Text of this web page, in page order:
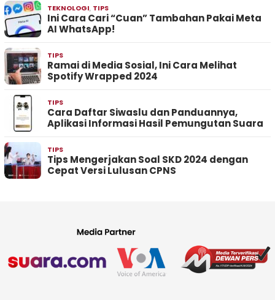
TEKNOLOGI, TIPS
Ini Cara Cari “Cuan” Tambahan Pakai Meta
AI WhatsApp!
TIPS
Ramai di Media Sosial, Ini Cara Melihat
Spotify Wrapped 2024
TIPS
Cara Daftar Siwaslu dan Panduannya,
Aplikasi Informasi Hasil Pemungutan Suara
TIPS
Tips Mengerjakan Soal SKD 2024 dengan
Cepat Versi Lulusan CPNS